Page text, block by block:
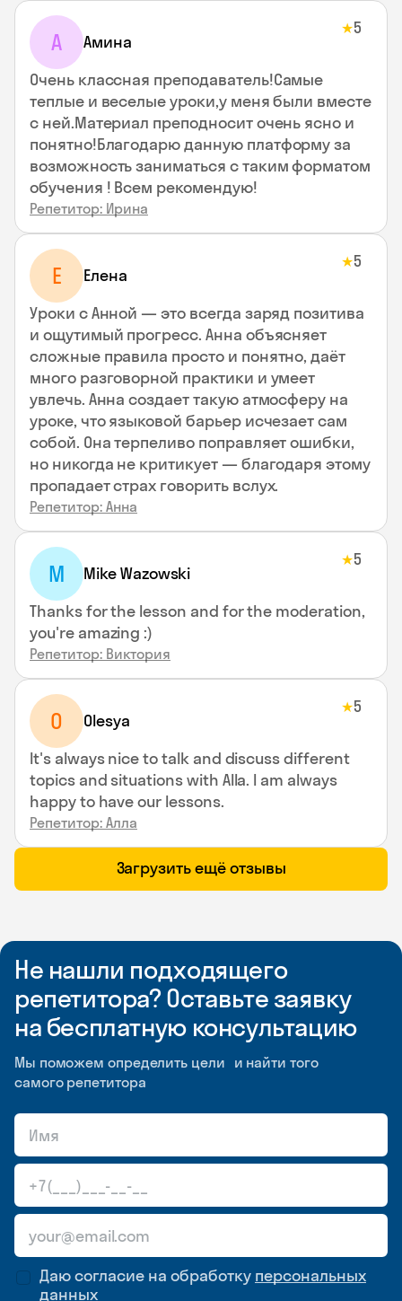
А Амина
★5
Очень классная преподаватель!Самые
теплые и веселые уроки,у меня были вместе
с ней.Материал преподносит очень ясно и
понятно!Благодарю данную платформу за
возможность заниматься с таким форматом
обучения ! Всем рекомендую!
Репетитор: Ирина
Е Елена
★5
Уроки с Анной — это всегда заряд позитива
и ощутимый прогресс. Анна объясняет
сложные правила просто и понятно, даёт
много разговорной практики и умеет
увлечь. Анна создает такую атмосферу на
уроке, что языковой барьер исчезает сам
собой. Она терпеливо поправляет ошибки,
но никогда не критикует — благодаря этому
пропадает страх говорить вслух.
Репетитор: Анна
M Mike Wazowski
★5
Thanks for the lesson and for the moderation,
you're amazing :)
Репетитор: Виктория
O Olesya
★5
It's always nice to talk and discuss different
topics and situations with Alla. I am always
happy to have our lessons.
Репетитор: Алла
Загрузить ещё отзывы
Не нашли подходящего
репетитора? Оставьте заявку
на бесплатную консультацию
Мы поможем определить цели и найти того
самого репетитора
Даю согласие на обработку персональных
данных